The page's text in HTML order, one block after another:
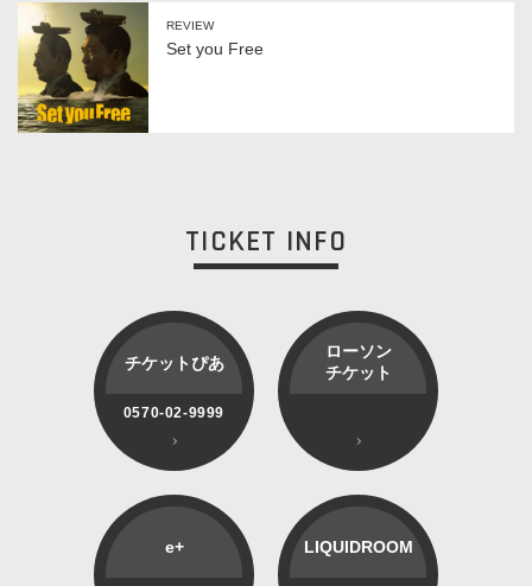
REVIEW
Set you Free
TICKET INFO
チケットぴあ
0570-02-9999
ローソン
チケット
e+ LIQUIDROOM